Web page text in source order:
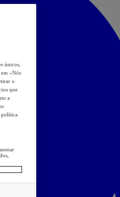
únicos,
«Nós
o
que
a
política